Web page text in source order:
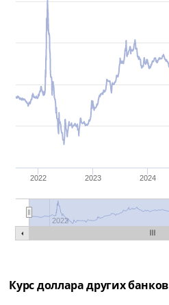
2022 2023 2024
2022
Курс доллара других банков